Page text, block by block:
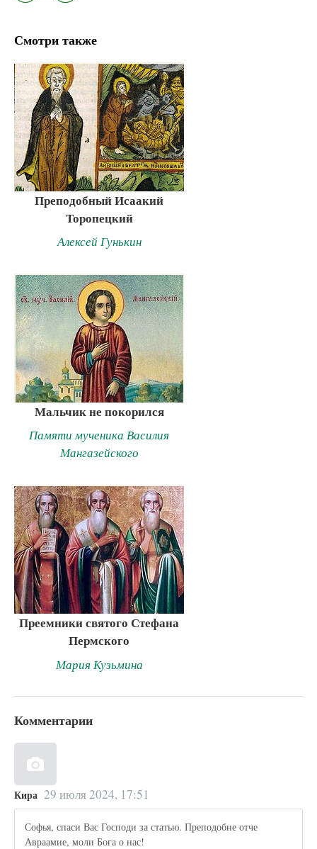
Смотри также
Преподобный Исаакий
Торопецкий
Алексей Гунькин
Мальчик не покорился
Памяти мученика Василия
Мангазейского
Преемники святого Стефана
Пермского
Мария Кузьмина
Комментарии
Кира 29 июля 2024, 17:51
Софья, спаси Вас Господи за статью. Преподобне отче
Авраамие, моли Бога о нас!